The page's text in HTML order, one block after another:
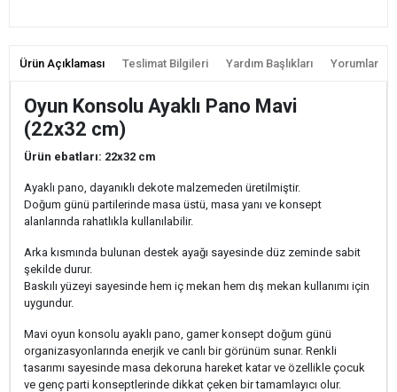
Ürün Açıklaması Teslimat Bilgileri Yardım Başlıkları Yorumlar
Oyun Konsolu Ayaklı Pano Mavi
(22x32 cm)
Ürün ebatları: 22x32 cm
Ayaklı pano, dayanıklı dekote malzemeden üretilmiştir.
Doğum günü partilerinde masa üstü, masa yanı ve konsept
alanlarında rahatlıkla kullanılabilir.
Arka kısmında bulunan destek ayağı sayesinde düz zeminde sabit
şekilde durur.
Baskılı yüzeyi sayesinde hem iç mekan hem dış mekan kullanımı için
uygundur.
Mavi oyun konsolu ayaklı pano, gamer konsept doğum günü
organizasyonlarında enerjik ve canlı bir görünüm sunar. Renkli
tasarımı sayesinde masa dekoruna hareket katar ve özellikle çocuk
ve genç parti konseptlerinde dikkat çeken bir tamamlayıcı olur.